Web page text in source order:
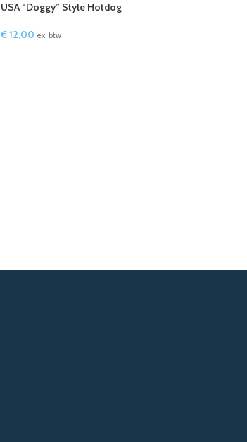
USA “Doggy” Style Hotdog
€12,00 ex. btw